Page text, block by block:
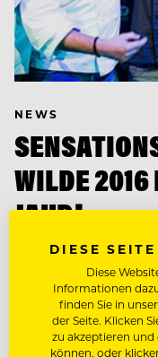
NEWS
WILDE 2016
JAUD!
Der 27-jährige
aus dem
sich im großen
trendigsten…
DIESE
Diese
Informationen
finden Sie in
der Seite. Klicken
zu akzeptieren und
können, oder